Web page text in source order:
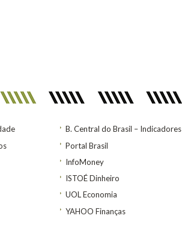
B. Central do Brasil – Indicadores
Portal Brasil
InfoMoney
ISTOÉ Dinheiro
UOL Economia
YAHOO Finanças